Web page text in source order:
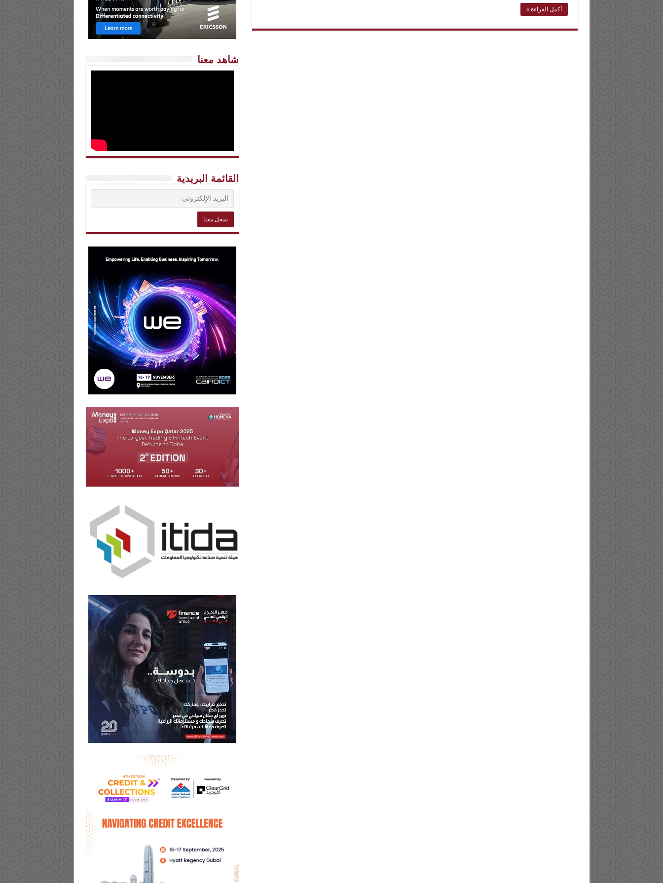
أكمل القراءة »
شاهد معنا
القائمة البريدية